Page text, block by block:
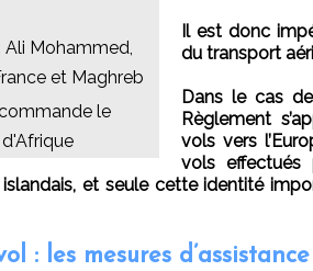
Ali Mohammed,
et Maghreb
le
Il est donc
du transport
Dans le cas
Règlement
vols vers
vols effectués
islandais, et seule cette identité
: les mesures d’assistance